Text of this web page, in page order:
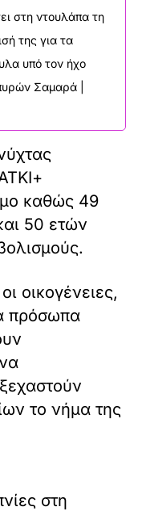
στη ντουλάπα τη
της για τα
υπό τον ήχο
Σαμαρά |
καθώς 49
50 ετών
οικογένειες,
πρόσωπα
το νήμα της
στη